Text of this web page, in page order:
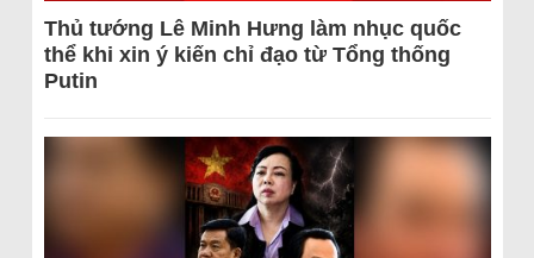
Thủ tướng Lê Minh Hưng làm nhục quốc
thể khi xin ý kiến chỉ đạo từ Tổng thống
Putin